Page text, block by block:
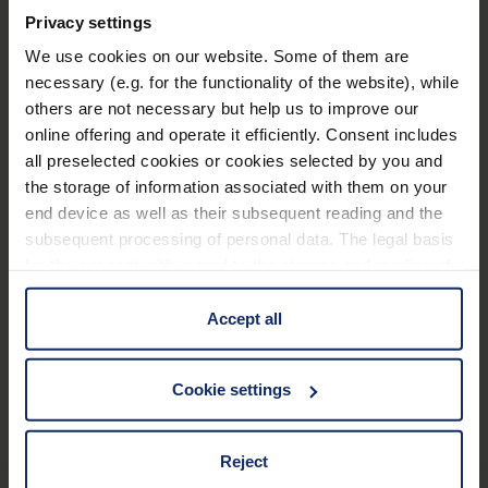
Privacy settings
We use cookies on our website. Some of them are
necessary (e.g. for the functionality of the website), while
others are not necessary but help us to improve our
online offering and operate it efficiently. Consent includes
all preselected cookies or cookies selected by you and
the storage of information associated with them on your
end device as well as their subsequent reading and the
subsequent processing of personal data. The legal basis
information is Art. 25 para. 1 TDDDG and with regard to
the processing of personal data Art. 6 para. 1 lit. a
GDPR. We also use cookies from third-party providers.
cases, the consent in these cases the transfer of data to
third countries, in particular to the U.S.A.
Accept all
Cookie settings
Reject
gewohnten Sehkomfort zu wahren. Dann können
vergrößernde Sehhilfeneine optimale
Unterstützung in vielen verschiedenen Alltags- und
Anwendungssituationen bieten. Im breitenAngebot
von Eschenbach Optik finden Sie zahlreiche
praktischeSehhilfen für Ihre individuellen
Sehanforderungen.
Leichte und handliche
Lupen für unterwegs
Für unterwegs, etwa zum Lesen des Stadt- oder
Fahrplans oder zum Entziffern von kleingedruckten
Preisetiketten beim Einkaufen, empfehlen sich vor